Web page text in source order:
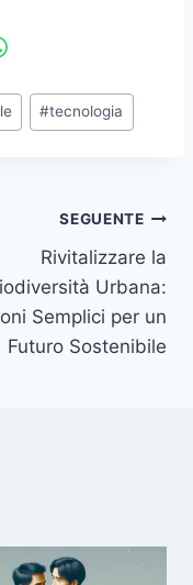
#tecnologia
SEGUENTE
Rivitalizzare la
Urbana:
Semplici per un
Futuro Sostenibile